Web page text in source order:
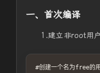
一、首次编译
1.建立非root用
#创建一个名为free的